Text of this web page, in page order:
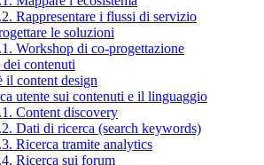
Rappresentare i flussi di servizio
le soluzioni
Workshop di co-progettazione
contenuti
il content design
utente sui contenuti e il linguaggio
Content discovery
Dati di ricerca (search keywords)
Ricerca tramite analytics
Ricerca sui forum